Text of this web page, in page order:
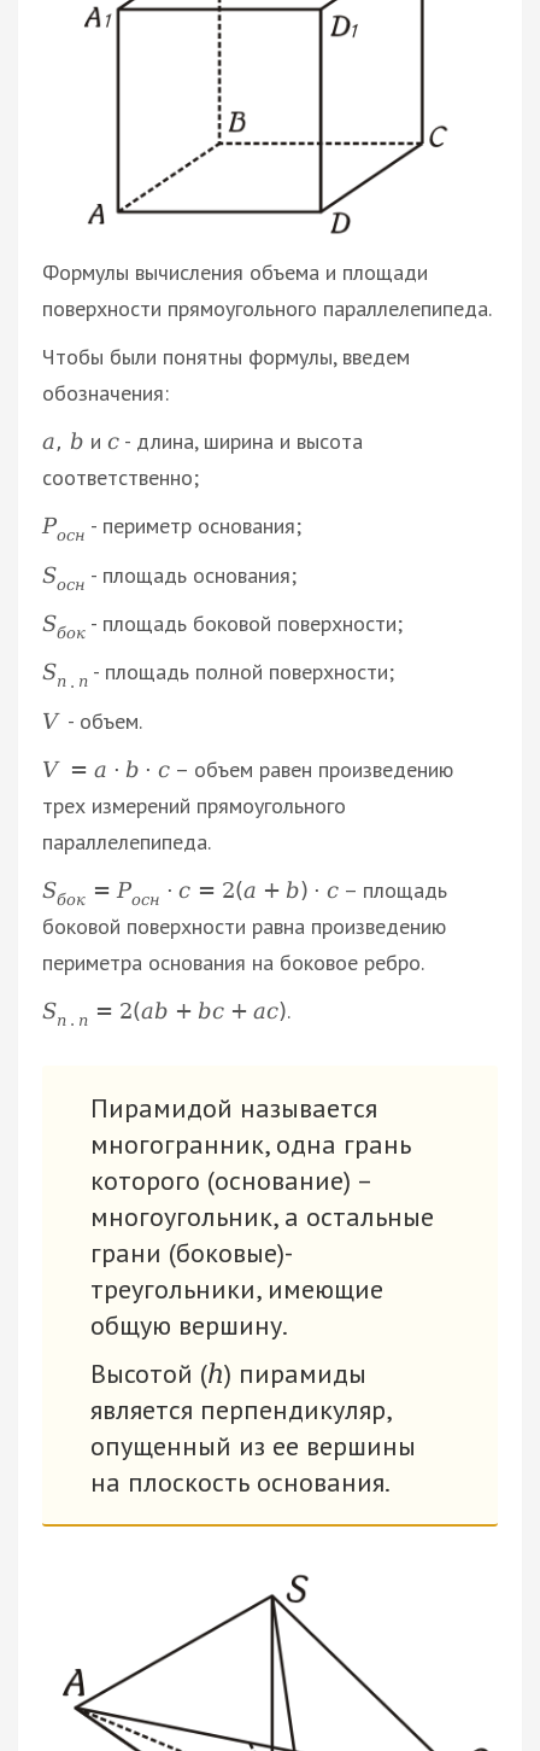
Формулы вычисления объема и площади
поверхности прямоугольного параллелепипеда.
Чтобы были понятны формулы, введем
обозначения:
а, b и с- длина, ширина и высота
соответственно;
Pосн - периметр основания;
Sосн - площадь основания;
Sбок - площадь боковой поверхности;
Sп . п - площадь полной поверхности;
V - объем.
V = a · b · c– объем равен произведению
трех измерений прямоугольного
параллелепипеда.
Sбок = Pосн · c = 2(a + b) · c– площадь
боковой поверхности равна произведению
периметра основания на боковое ребро.
Sп . п = 2(ab + bc + ac).
Пирамидой называется
многогранник, одна грань
которого (основание) –
многоугольник, а остальные
грани (боковые)-
треугольники, имеющие
общую вершину.
Высотой (h) пирамиды
является перпендикуляр,
опущенный из ее вершины
на плоскость основания.